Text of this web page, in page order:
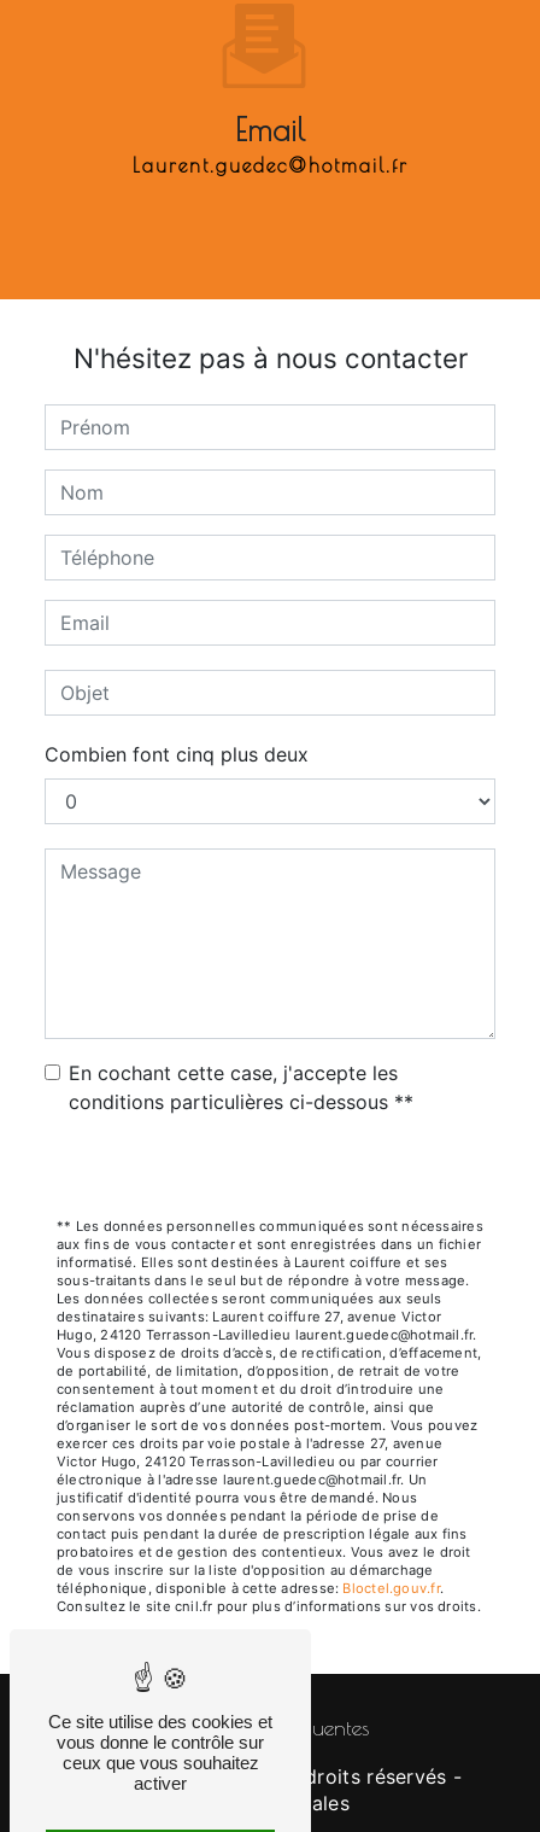
Email
laurent.guedec@hotmail.fr
N'hésitez pas à nous contacter
Combien font cinq plus deux
En cochant cette case, j'accepte les
conditions particulières ci-dessous **
** Les données personnelles communiquées sont nécessaires
aux fins de vous contacter et sont enregistrées dans un fichier
informatisé. Elles sont destinées à Laurent coiffure et ses
sous-traitants dans le seul but de répondre à votre message.
Les données collectées seront communiquées aux seuls
destinataires suivants: Laurent coiffure 27, avenue Victor
Hugo, 24120 Terrasson-Lavilledieu laurent.guedec@hotmail.fr.
Vous disposez de droits d’accès, de rectification, d’effacement,
de portabilité, de limitation, d’opposition, de retrait de votre
consentement à tout moment et du droit d’introduire une
réclamation auprès d’une autorité de contrôle, ainsi que
d’organiser le sort de vos données post-mortem. Vous pouvez
exercer ces droits par voie postale à l'adresse 27, avenue
Victor Hugo, 24120 Terrasson-Lavilledieu ou par courrier
électronique à l'adresse laurent.guedec@hotmail.fr. Un
justificatif d'identité pourra vous être demandé. Nous
conservons vos données pendant la période de prise de
contact puis pendant la durée de prescription légale aux fins
probatoires et de gestion des contentieux. Vous avez le droit
de vous inscrire sur la liste d'opposition au démarchage
téléphonique, disponible à cette adresse:
Bloctel.gouv.fr.
Consultez le site cnil.fr pour plus d’informations sur vos droits.
Recherches fréquentes
©Vistalid- 2026 - Tous droits réservés -
Mentions légales
Ce site utilise des cookies et
vous donne le contrôle sur
ceux que vous souhaitez
activer